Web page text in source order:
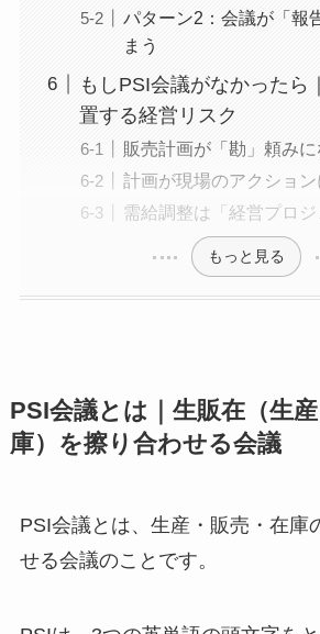
パターン2：会議が「報
まう
もしPSI会議がなかったら
置する経営リスク
販売計画が「勘」頼みに
計画が現場のアクショ
需給調整は「経営プロジ
もっと見る
PSI会議とは｜生販在（生
庫）を擦り合わせる会議
PSI会議とは、生産・販売・在庫
せる会議のことです。